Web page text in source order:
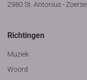
2980 St. Antonius - Zoersel
Richtingen
Muziek
Woord